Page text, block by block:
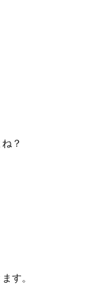
？
す。